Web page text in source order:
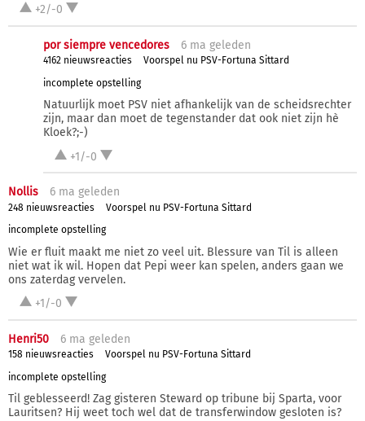
+2/-0
por siempre vencedores 6 ma geleden
4162 nieuwsreacties
Voorspel nu PSV-Fortuna Sittard
incomplete opstelling
Natuurlijk moet PSV niet afhankelijk van de scheidsrechter
zijn, maar dan moet de tegenstander dat ook niet zijn hè
Kloek?;-)
+1/-0
Nollis 6 ma geleden
248 nieuwsreacties
Voorspel nu PSV-Fortuna Sittard
incomplete opstelling
Wie er fluit maakt me niet zo veel uit. Blessure van Til is alleen
niet wat ik wil. Hopen dat Pepi weer kan spelen, anders gaan we
ons zaterdag vervelen.
+1/-0
Henri50 6 ma geleden
158 nieuwsreacties
Voorspel nu PSV-Fortuna Sittard
incomplete opstelling
Til geblesseerd! Zag gisteren Steward op tribune bij Sparta, voor
Lauritsen? Hij weet toch wel dat de transferwindow gesloten is?